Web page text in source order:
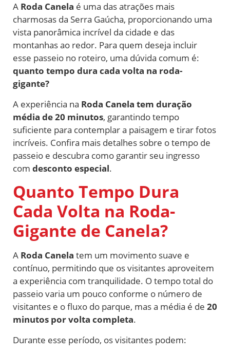
A Roda Canela é uma das atrações mais
charmosas da Serra Gaúcha, proporcionando uma
vista panorâmica incrível da cidade e das
montanhas ao redor. Para quem deseja incluir
esse passeio no roteiro, uma dúvida comum é:
quanto tempo dura cada volta na roda-
gigante?
A experiência na Roda Canela tem duração
média de 20 minutos, garantindo tempo
suficiente para contemplar a paisagem e tirar fotos
incríveis. Confira mais detalhes sobre o tempo de
passeio e descubra como garantir seu ingresso
com desconto especial.
Quanto Tempo Dura
Cada Volta na Roda-
Gigante de Canela?
A Roda Canela tem um movimento suave e
contínuo, permitindo que os visitantes aproveitem
a experiência com tranquilidade. O tempo total do
passeio varia um pouco conforme o número de
visitantes e o fluxo do parque, mas a média é de 20
minutos por volta completa.
Durante esse período, os visitantes podem: